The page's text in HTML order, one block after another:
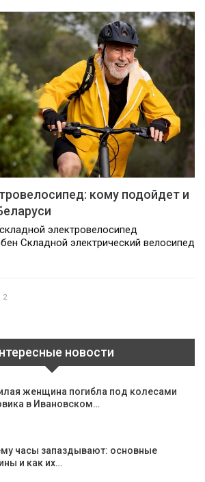
кому подойдет и
электровелосипед
Складной электрический велосипед
2
новости
женщина погибла под колесами
в Ивановском…
часы запаздывают: основные
и как их…